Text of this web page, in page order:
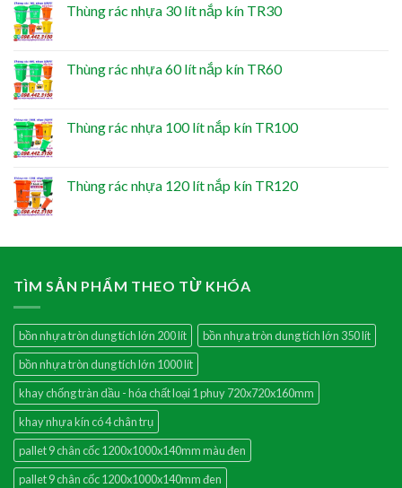
Thùng rác nhựa 30 lít nắp kín TR30
Thùng rác nhựa 60 lít nắp kín TR60
Thùng rác nhựa 100 lít nắp kín TR100
Thùng rác nhựa 120 lít nắp kín TR120
TÌM SẢN PHẨM THEO TỪ KHÓA
bồn nhựa tròn dung tích lớn 200 lít
bồn nhựa tròn dung tích lớn 350 lít
bồn nhựa tròn dung tích lớn 1000 lít
khay chống tràn dầu - hóa chất loại 1 phuy 720x720x160mm
khay nhựa kín có 4 chân trụ
pallet 9 chân cốc 1200x1000x140mm màu đen
pallet 9 chân cốc 1200x1000x140mm đen